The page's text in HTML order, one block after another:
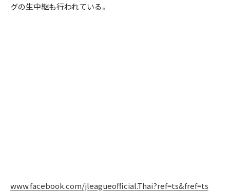
グの生中継も行われている。
www.facebook.com/jleagueofficial.Thai?ref=ts&fref=ts